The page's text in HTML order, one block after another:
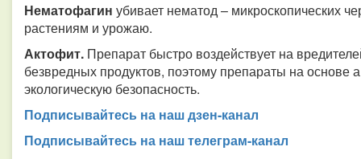
Нематофагин убивает нематод – микроскопических
растениям и урожаю.
Актофит. Препарат быстро воздействует на
безвредных продуктов, поэтому препараты на основе
экологическую безопасность.
Подписывайтесь на наш дзен-канал
Подписывайтесь на наш телеграм-канал